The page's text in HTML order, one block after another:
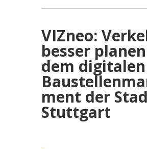
VIZneo:
besser
dem digitalen
ment der
Stuttgart